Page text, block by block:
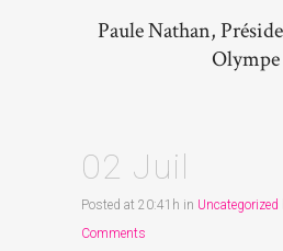
Paule Nathan,
Olympe
02 Juil
Posted at 20:41h in Uncategorized
Comments